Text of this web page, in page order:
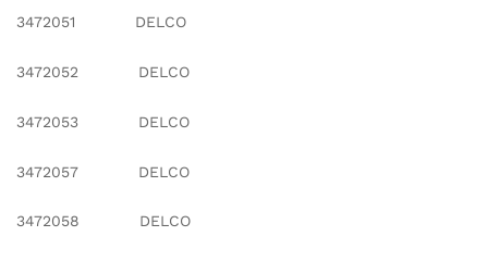
3472051 DELCO
3472052 DELCO
3472053 DELCO
3472057 DELCO
3472058 DELCO